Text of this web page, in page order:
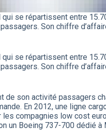
se répartissent entre
Son chiffre
se répartissent entre
Son chiffre
son activité passagers
En 2012, une ligne
compagnies low cost
un Boeing 737-700 dédié à